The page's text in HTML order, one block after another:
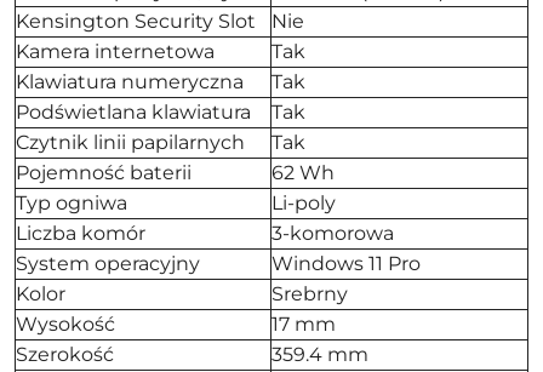
Kensington Security Slot
Nie
Kamera internetowa
Tak
Klawiatura numeryczna
Tak
Podświetlana klawiatura
Tak
Czytnik linii papilarnych
Tak
Pojemność baterii
62 Wh
Typ ogniwa
Li-poly
Liczba komór
3-komorowa
System operacyjny
Windows 11 Pro
Kolor
Srebrny
Wysokość
17 mm
Szerokość
359.4 mm